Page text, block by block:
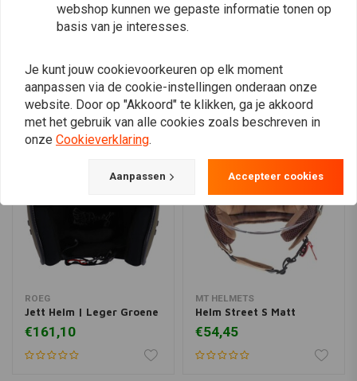
Plaats ook een review
Vergelijkbare producten
ROEG
Jett Helm | Leger Groene
€161,10
MT HELMETS
Helm Street S Matt
€54,45
webshop kunnen we gepaste informatie tonen op
basis van je interesses.
Je kunt jouw cookievoorkeuren op elk moment
aanpassen via de cookie-instellingen onderaan onze
website. Door op "Akkoord" te klikken, ga je akkoord
met het gebruik van alle cookies zoals beschreven in
onze Cookieverklaring.
Aanpassen Accepteer cookies